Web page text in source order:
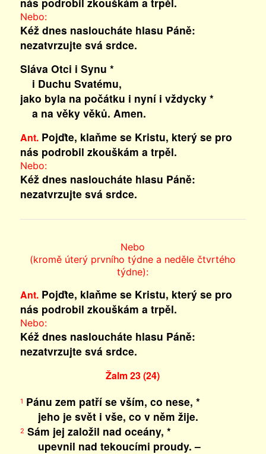
Nebo:
Kéž dnes nasloucháte hlasu Páně:
nezatvrzujte svá srdce.
Sláva Otci i Synu *
i Duchu Svatému,
jako byla na počátku i nyní i vždycky *
a na věky věků. Amen.
Ant.Pojďte, klaňme se Kristu, který se pro
nás podrobil zkouškám a trpěl.
Nebo:
Kéž dnes nasloucháte hlasu Páně:
nezatvrzujte svá srdce.
Nebo
(kromě úterý prvního týdne a neděle čtvrtého
týdne):
Ant.Pojďte, klaňme se Kristu, který se pro
nás podrobil zkouškám a trpěl.
Nebo:
Kéž dnes nasloucháte hlasu Páně:
nezatvrzujte svá srdce.
Žalm 23 (24)
1 Pánu zem patří se vším, co nese, *
jeho je svět i vše, co v něm žije.
2 Sám jej založil nad oceány, *
upevnil nad tekoucími proudy. –